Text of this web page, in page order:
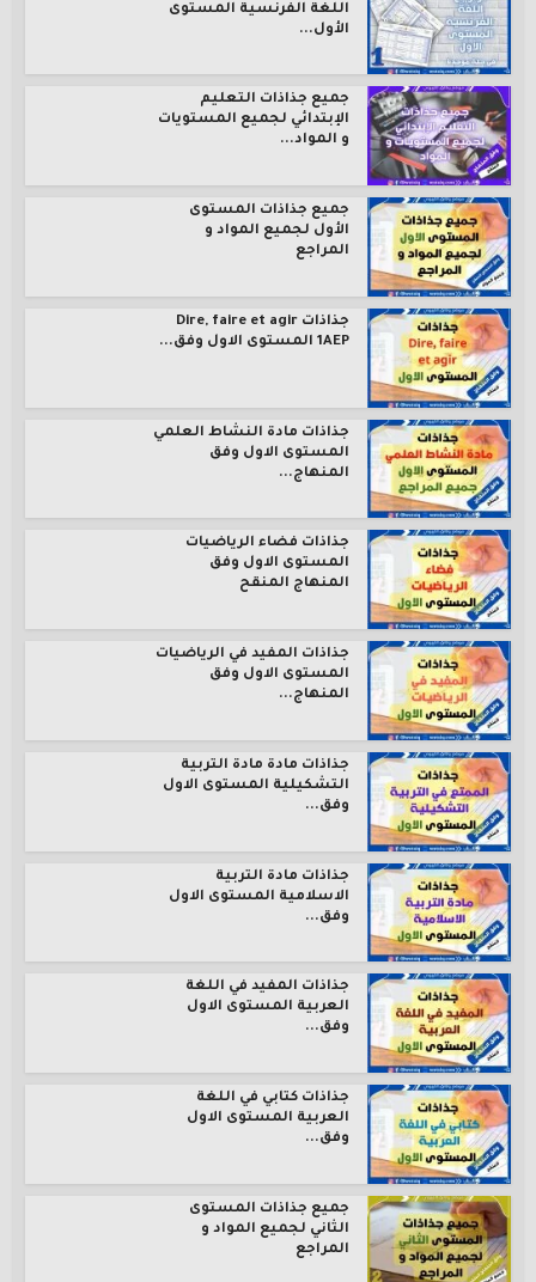
اللغة الفرنسية المستوى
الأول...
جميع جذاذات التعليم
الإبتدائي لجميع المستويات
و المواد...
جميع جذاذات المستوى
الأول لجميع المواد و
المراجع
جذاذات Dire, faire et agir
1AEP المستوى الاول وفق...
جذاذات مادة النشاط العلمي
المستوى الاول وفق
المنهاج...
جذاذات فضاء الرياضيات
المستوى الاول وفق
المنهاج المنقح
جذاذات المفيد في الرياضيات
المستوى الاول وفق
المنهاج...
جذاذات مادة مادة التربية
التشكيلية المستوى الاول
وفق...
جذاذات مادة التربية
الاسلامية المستوى الاول
وفق...
جذاذات المفيد في اللغة
العربية المستوى الاول
وفق...
جذاذات كتابي في اللغة
العربية المستوى الاول
وفق...
جميع جذاذات المستوى
الثاني لجميع المواد و
المراجع